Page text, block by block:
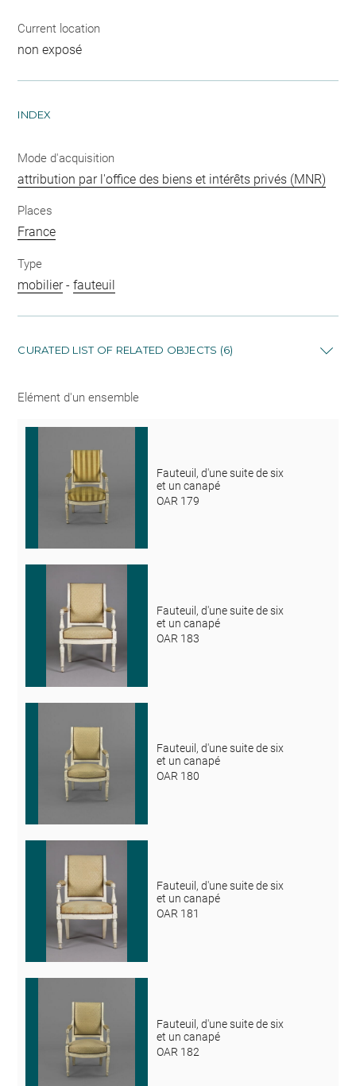
Current location
non exposé
INDEX
Mode d'acquisition
attribution par l'office des biens et intérêts privés (MNR)
Places
France
Type
mobilier-fauteuil
CURATED LIST OF RELATED OBJECTS (6)
Elément d'un ensemble
Fauteuil, d'une suite de six
et un canapé
OAR 179
Fauteuil, d'une suite de six
et un canapé
OAR 183
Fauteuil, d'une suite de six
et un canapé
OAR 180
Fauteuil, d'une suite de six
et un canapé
OAR 181
Fauteuil, d'une suite de six
et un canapé
OAR 182